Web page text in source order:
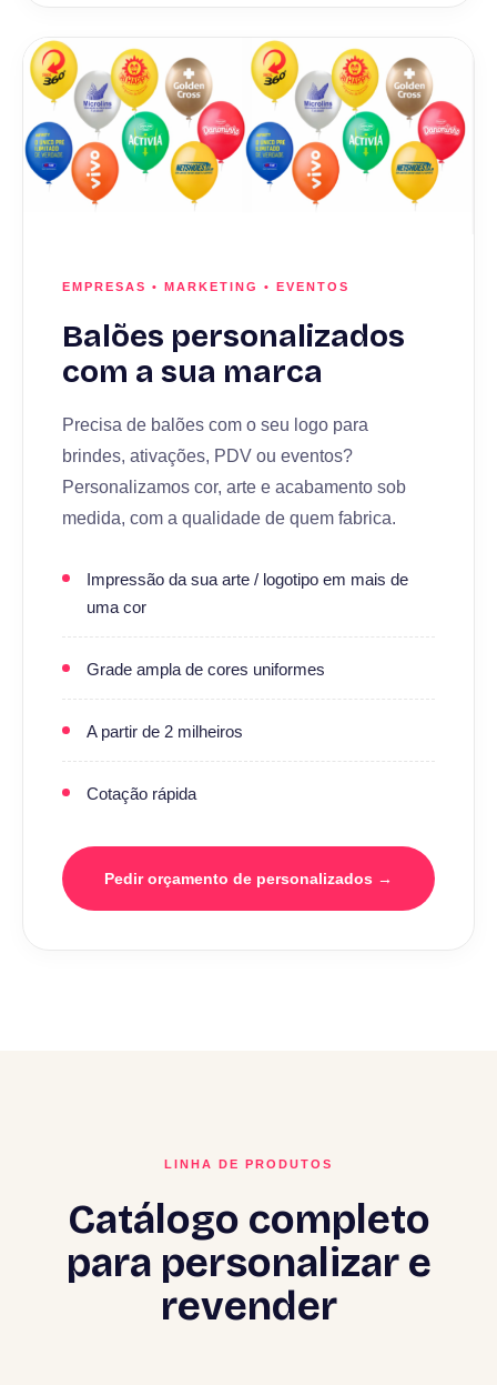
EMPRESAS • MARKETING • EVENTOS
Balões personalizados
com a sua marca
Precisa de balões com o seu logo para
brindes, ativações, PDV ou eventos?
Personalizamos cor, arte e acabamento sob
medida, com a qualidade de quem fabrica.
Impressão da sua arte / logotipo em mais de
uma cor
Grade ampla de cores uniformes
A partir de 2 milheiros
Cotação rápida
Pedir orçamento de personalizados →
LINHA DE PRODUTOS
Catálogo completo
para personalizar e
revender